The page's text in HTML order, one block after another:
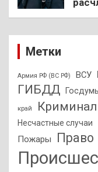
Метки
Армия РФ (ВС РФ) ВСУ
ГИБДД
край Криминал
Несчастные случаи
Пожары Право